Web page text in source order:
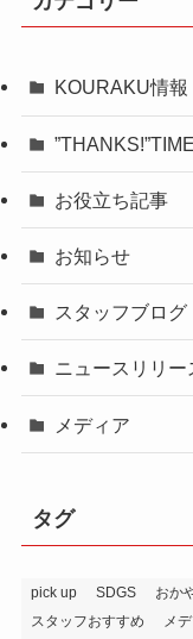
KOURAKU情報
お役立ち記事
お知らせ
スタッフブログ
ニュースリリー
メディア
タグ
pick up SDGS おか
スタッフおすすめ
メ